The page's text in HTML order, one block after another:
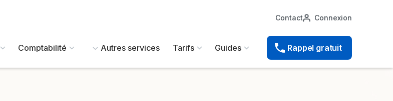
Contact Connexion
Comptabilité Autres services Tarifs Guides Rappel gratuit